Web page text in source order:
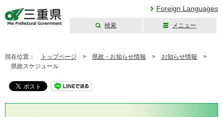
Foreign Languages
検索 メニュー
現在位置： トップページ > 県政・お知らせ情報 > お知らせ情報 >
県政スケジュール